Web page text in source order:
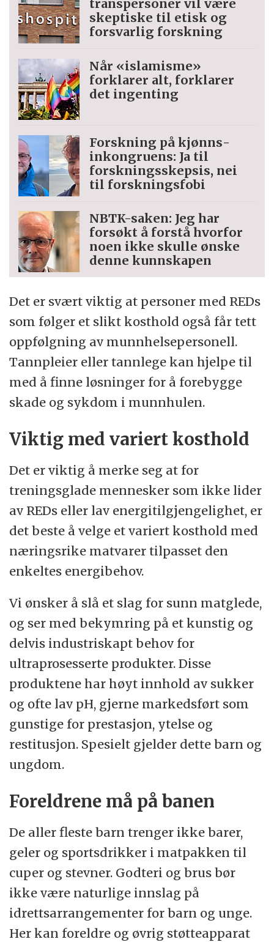
trans­personer vil være
skeptiske til etisk og
forsvarlig forskning
Når «islamisme»
forklarer alt, forklarer
det ingenting
Forskning på kjønns­
inkongruens: Ja til
forskningsskepsis, nei
til forskningsfobi
NBTK-saken: Jeg har
forsøkt å forstå hvorfor
noen ikke skulle ønske
denne kunnskapen
Det er svært viktig at personer med REDs
som følger et slikt kosthold også får tett
oppfølgning av munnhelsepersonell.
Tannpleier eller tannlege kan hjelpe til
med å finne løsninger for å forebygge
skade og sykdom i munnhulen.
Viktig med variert kosthold
Det er viktig å merke seg at for
treningsglade mennesker som ikke lider
av REDs eller lav energitilgjengelighet, er
det beste å velge et variert kosthold med
næringsrike matvarer tilpasset den
enkeltes energibehov.
Vi ønsker å slå et slag for sunn matglede,
og ser med bekymring på et kunstig og
delvis industriskapt behov for
ultraprosesserte produkter. Disse
produktene har høyt innhold av sukker
og ofte lav pH, gjerne markedsført som
gunstige for prestasjon, ytelse og
restitusjon. Spesielt gjelder dette barn og
ungdom.
Foreldrene må på banen
De aller fleste barn trenger ikke barer,
geler og sportsdrikker i matpakken til
cuper og stevner. Godteri og brus bør
ikke være naturlige innslag på
idrettsarrangementer for barn og unge.
Her kan foreldre og øvrig støtteapparat